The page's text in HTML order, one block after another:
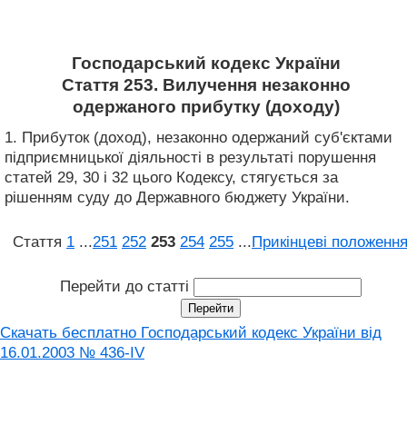
Господарський кодекс України
Стаття 253. Вилучення незаконно
одержаного прибутку (доходу)
1. Прибуток (доход), незаконно одержаний суб'єктами
підприємницької діяльності в результаті порушення
статей 29, 30 і 32 цього Кодексу, стягується за
рішенням суду до Державного бюджету України.
Стаття 1 ...251 252 253 254 255 ...Прикінцеві положення
Перейти до статті
Скачать бесплатно Господарський кодекс України від
16.01.2003 № 436-IV